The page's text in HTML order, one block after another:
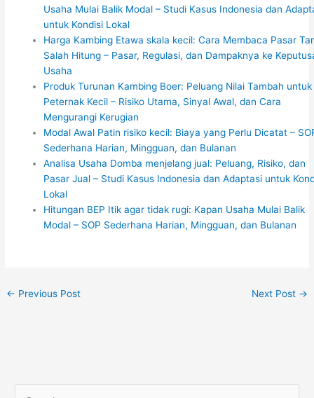
Usaha Mulai Balik Modal – Studi Kasus Indonesia dan
untuk Kondisi Lokal
Harga Kambing Etawa skala kecil: Cara Membaca Pasar
Salah Hitung – Pasar, Regulasi, dan Dampaknya ke
Usaha
Produk Turunan Kambing Boer: Peluang Nilai Tambah untuk
Peternak Kecil – Risiko Utama, Sinyal Awal, dan Cara
Mengurangi Kerugian
Modal Awal Patin risiko kecil: Biaya yang Perlu Dicatat –
Sederhana Harian, Mingguan, dan Bulanan
Analisa Usaha Domba menjelang jual: Peluang, Risiko, dan
Pasar Jual – Studi Kasus Indonesia dan Adaptasi untuk
Lokal
Hitungan BEP Itik agar tidak rugi: Kapan Usaha Mulai Balik
Modal – SOP Sederhana Harian, Mingguan, dan Bulanan
← Previous Post Next Post →